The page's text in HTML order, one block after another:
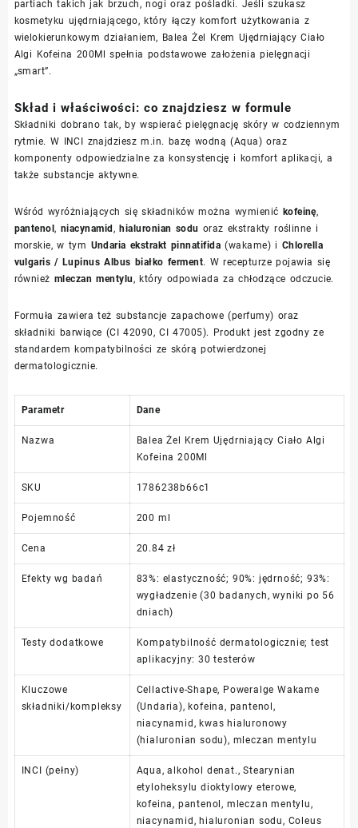
partiach takich jak brzuch, nogi oraz pośladki. Jeśli szukasz
kosmetyku ujędrniającego, który łączy komfort użytkowania z
wielokierunkowym działaniem, Balea Żel Krem Ujędrniający Ciało
Algi Kofeina 200Ml spełnia podstawowe założenia pielęgnacji
„smart”.
Skład i właściwości: co znajdziesz w formule
Składniki dobrano tak, by wspierać pielęgnację skóry w codziennym
rytmie. W INCI znajdziesz m.in. bazę wodną (Aqua) oraz
komponenty odpowiedzialne za konsystencję i komfort aplikacji, a
także substancje aktywne.
Wśród wyróżniających się składników można wymienić kofeinę,
pantenol, niacynamid ,hialuronian sodu oraz ekstrakty roślinne i
morskie, w tym Undaria ekstrakt pinnatifida (wakame) i Chlorella
vulgaris / Lupinus Albus białko ferment. W recepturze pojawia się
również mleczan mentylu , który odpowiada za chłodzące odczucie.
Formuła zawiera też substancje zapachowe (perfumy) oraz
składniki barwiące (CI 42090, CI 47005). Produkt jest zgodny ze
standardem kompatybilności ze skórą potwierdzonej
dermatologicznie.
Parametr Dane
Nazwa
Balea Żel Krem Ujędrniający Ciało Algi
Kofeina 200Ml
SKU 1786238b66c1
Pojemność 200 ml
Cena 20.84 zł
Efekty wg badań
83%: elastyczność; 90%: jędrność; 93%:
wygładzenie (30 badanych, wyniki po 56
dniach)
Testy dodatkowe
Kompatybilność dermatologicznie; test
aplikacyjny: 30 testerów
Kluczowe
składniki/kompleksy
Cellactive-Shape, Poweralge Wakame
(Undaria), kofeina, pantenol,
niacynamid, kwas hialuronowy
(hialuronian sodu), mleczan mentylu
INCI (pełny)
Aqua, alkohol denat., Stearynian
etyloheksylu dioktylowy eterowe,
kofeina, pantenol, mleczan mentylu,
niacynamid, hialuronian sodu, Coleus